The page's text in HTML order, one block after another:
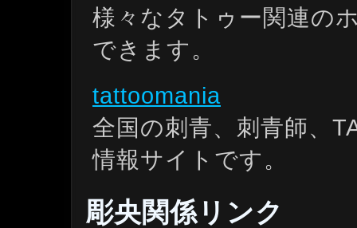
様々なタトゥー関連の
できます。
tattoomania
全国の刺青、刺青師、
情報サイトです。
彫央関係リンク